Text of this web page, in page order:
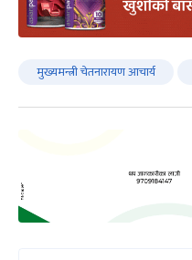
मुख्यमन्त्री चेतनारायण आचार्य